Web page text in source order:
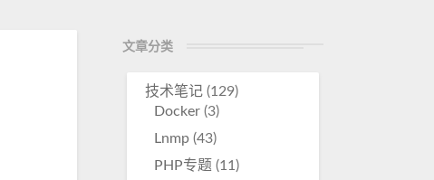
文章分类
技术笔记(129)
Docker(3)
Lnmp(43)
PHP专题 (11)